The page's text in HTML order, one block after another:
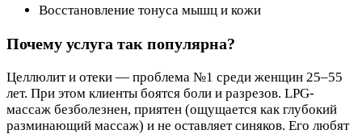
Восстановление тонуса мышц и кожи
Почему услуга так популярна?
Целлюлит и отеки — проблема №1 среди женщин 25–55
лет. При этом клиенты боятся боли и разрезов. LPG-
массаж безболезнен, приятен (ощущается как глубокий
разминающий массаж) и не оставляет синяков. Его любят